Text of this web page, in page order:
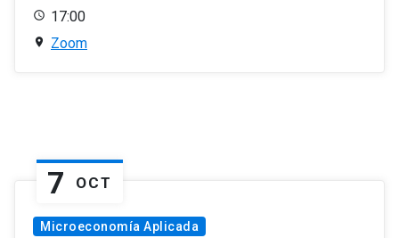
17:00
Zoom
7 OCT
Microeconomía Aplicada